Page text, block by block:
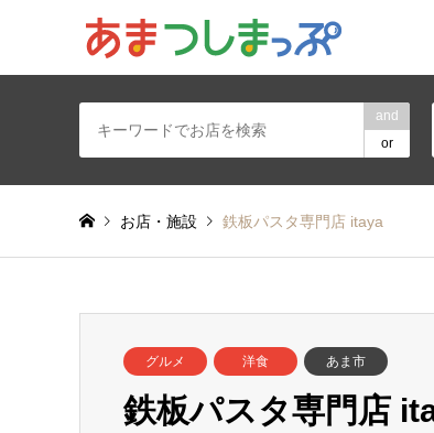
and
or
お店・施設 鉄板パスタ専門店 itaya
グルメ 洋食 あま市
鉄板パスタ専門店